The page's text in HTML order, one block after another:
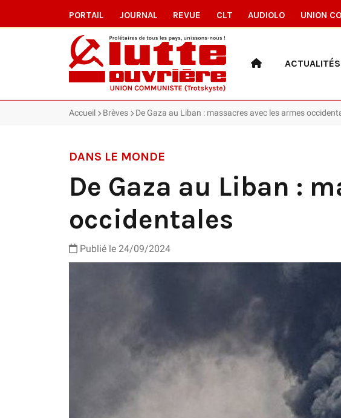
PORTAIL JOURNAL REVUE CLT AUDIOLO UNION
ACTUALITÉS
Accueil Brèves De Gaza au Liban : massacres avec les armes
DANS LE MONDE
De Gaza au Liban :
occidentales
Publié le 24/09/2024